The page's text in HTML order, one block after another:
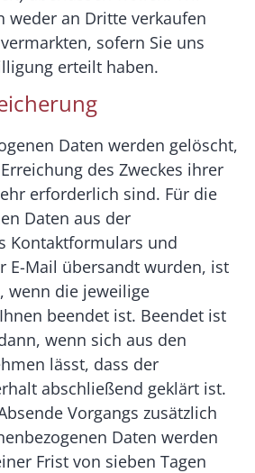
weder an Dritte verkaufen
sofern Sie uns
erteilt haben.
Daten werden gelöscht,
des Zweckes ihrer
erforderlich sind. Für die
Daten aus der
Kontaktformulars und
E-Mail übersandt wurden, ist
wenn die jeweilige
beendet ist. Beendet ist
wenn sich aus den
lässt, dass der
abschließend geklärt ist.
Vorgangs zusätzlich
Daten werden
Frist von sieben Tagen